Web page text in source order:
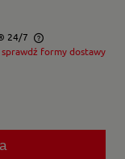
24/7
sprawdź formy dostawy